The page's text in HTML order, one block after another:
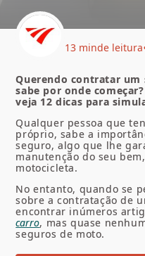
13 minde leitura
Querendo contratar um
sabe por onde
veja 12 dicas para
Qualquer pessoa que
próprio, sabe a
seguro, algo que lhe
manutenção do seu
motocicleta.
No entanto, quando se
sobre a contratação de
encontrar inúmeros
carro, mas quase
seguros de moto.